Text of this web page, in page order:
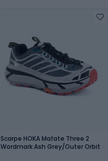
Scarpe HOKA Mafate Three 2
Wordmark Ash Grey/Outer Orbit